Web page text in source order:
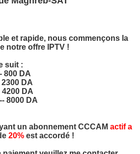
et rapide, nous commençons la
notre offre IPTV !
suit :
800 DA
2300 DA
4200 DA
8000 DA
un abonnement CCCAM actif a
20% est accordé !